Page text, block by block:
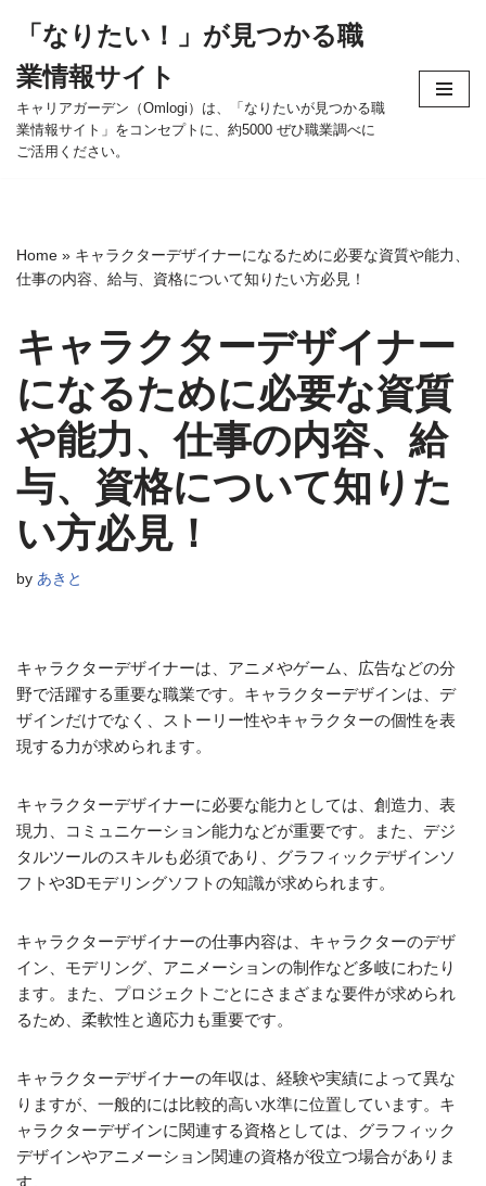
ン
テ
ン
ツ
ッ
プ
「なりたい！」が見つかる職
業情報サイト
キャリアガーデン（Omlogi）は、「なりたいが見つかる職
業情報サイト」をコンセプトに、約5000 ぜひ職業調べに
ご活用ください。
Home » キャラクターデザイナーになるために必要な資質や能力、
仕事の内容、給与、資格について知りたい方必見！
キャラクターデザイナー
になるために必要な資質
や能力、仕事の内容、給
与、資格について知りた
い方必見！
by あきと
キャラクターデザイナーは、アニメやゲーム、広告などの分
野で活躍する重要な職業です。キャラクターデザインは、デ
ザインだけでなく、ストーリー性やキャラクターの個性を表
現する力が求められます。
キャラクターデザイナーに必要な能力としては、創造力、表
現力、コミュニケーション能力などが重要です。また、デジ
タルツールのスキルも必須であり、グラフィックデザインソ
フトや3Dモデリングソフトの知識が求められます。
キャラクターデザイナーの仕事内容は、キャラクターのデザ
イン、モデリング、アニメーションの制作など多岐にわたり
ます。また、プロジェクトごとにさまざまな要件が求められ
るため、柔軟性と適応力も重要です。
キャラクターデザイナーの年収は、経験や実績によって異な
りますが、一般的には比較的高い水準に位置しています。キ
ャラクターデザインに関連する資格としては、グラフィック
デザインやアニメーション関連の資格が役立つ場合がありま
す。